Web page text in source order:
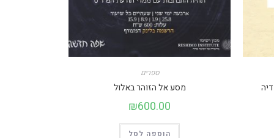
ספרים
מסע אל הזוהר באלול
₪600.00
הוספה לסל